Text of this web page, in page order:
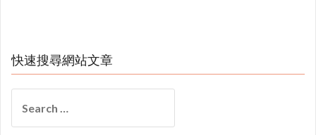
快速搜尋網站文章
for: